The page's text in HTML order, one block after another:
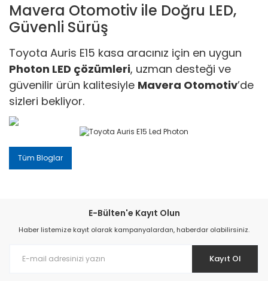
Mavera Otomotiv ile Doğru LED,
Güvenli Sürüş
Toyota Auris E15 kasa aracınız için en uygun
Photon LED çözümleri, uzman desteği ve
güvenilir ürün kalitesiyle Mavera Otomotiv’de
sizleri bekliyor.
Tüm Bloglar
E-Bülten'e Kayıt Olun
Haber listemize kayıt olarak kampanyalardan, haberdar olabilirsiniz.
Kayıt Ol